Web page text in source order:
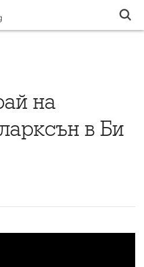
на
в Би